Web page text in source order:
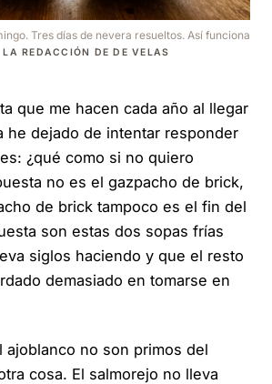
Tres días de nevera resueltos. Así funciona
LA REDACCIÓN DE DE VELAS
que me hacen cada año al llegar
he dejado de intentar responder
¿qué como si no quiero
no es el gazpacho de brick,
de brick tampoco es el fin del
son estas dos sopas frías
siglos haciendo y que el resto
demasiado en tomarse en
ajoblanco no son primos del
cosa. El salmorejo no lleva